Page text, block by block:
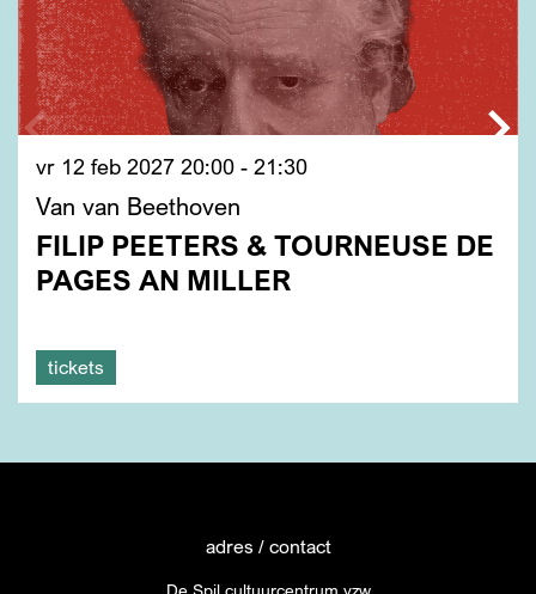
Van van Beethoven
FILIP PEETERS & TOURNEUSE DE
PAGES AN MILLER
vr 12 feb 2027 20:00 - 21:30
tickets
adres / contact
De Spil cultuurcentrum vzw